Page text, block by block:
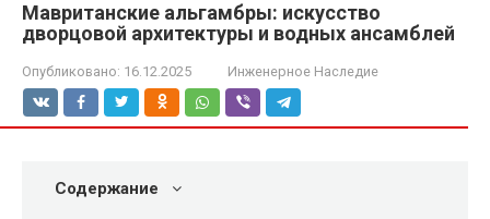
Мавританские альгамбры: искусство
дворцовой архитектуры и водных ансамблей
Опубликовано: 16.12.2025 Инженерное Наследие
Содержание